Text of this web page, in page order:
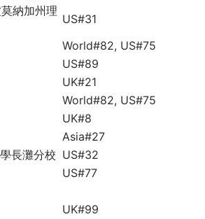
納加州理
US#31
World#82, US#75
US#89
UK#21
World#82, US#75
UK#8
Asia#27
長灘分校 US#32
US#77
UK#99